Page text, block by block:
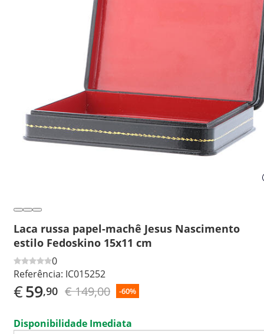
Laca russa papel-machê Jesus Nascimento
estilo Fedoskino 15x11 cm
0
Referência: IC015252
€59,90 € 149,00 -60%
Disponibilidade Imediata